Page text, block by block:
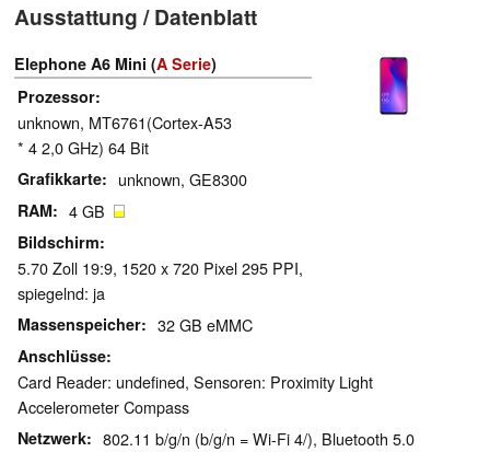
Forum
Ausstattung / Datenblatt
Elephone A6 Mini (A Serie)
Prozessor
unknown, MT6761(Cortex-A53
* 4 2,0 GHz) 64 Bit
Grafikkarte unknown, GE8300
RAM 4 GB
Bildschirm
5.70 Zoll 19:9, 1520 x 720 Pixel 295 PPI,
spiegelnd: ja
Massenspeicher 32 GB eMMC
Anschlüsse
Card Reader: undefined, Sensoren: Proximity Light
Accelerometer Compass
Netzwerk 802.11 b/g/n (b/g/n = Wi-Fi 4/), Bluetooth 5.0